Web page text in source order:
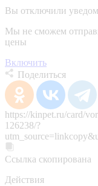
Вы отключили
Мы не сможем
цены
Включить
Поделиться
https://kinpet.ru/card/
126238/?
Ссылка скопирована
Действия